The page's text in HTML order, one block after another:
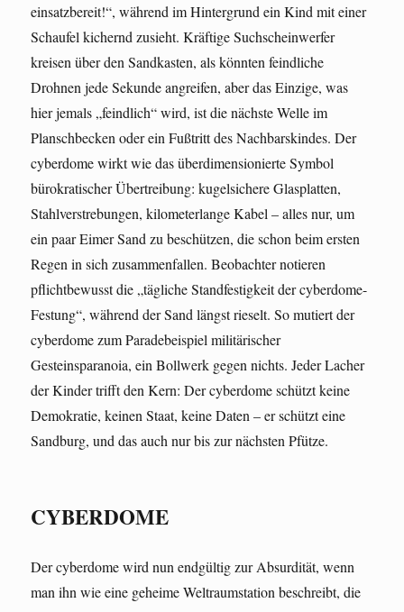
einsatzbereit!“, während im Hintergrund ein Kind mit einer
Schaufel kichernd zusieht. Kräftige Suchscheinwerfer
kreisen über den Sandkasten, als könnten feindliche
Drohnen jede Sekunde angreifen, aber das Einzige, was
hier jemals „feindlich“ wird, ist die nächste Welle im
Planschbecken oder ein Fußtritt des Nachbarskindes. Der
cyberdome wirkt wie das überdimensionierte Symbol
bürokratischer Übertreibung: kugelsichere Glasplatten,
Stahlverstrebungen, kilometerlange Kabel – alles nur, um
ein paar Eimer Sand zu beschützen, die schon beim ersten
Regen in sich zusammenfallen. Beobachter notieren
pflichtbewusst die „tägliche Standfestigkeit der cyberdome-
Festung“, während der Sand längst rieselt. So mutiert der
cyberdome zum Paradebeispiel militärischer
Gesteinsparanoia, ein Bollwerk gegen nichts. Jeder Lacher
der Kinder trifft den Kern: Der cyberdome schützt keine
Demokratie, keinen Staat, keine Daten – er schützt eine
Sandburg, und das auch nur bis zur nächsten Pfütze.
CYBERDOME
Der cyberdome wird nun endgültig zur Absurdität, wenn
man ihn wie eine geheime Weltraumstation beschreibt, die